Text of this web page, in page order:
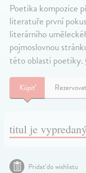
Poetika kompozice
literatuře první
literárního
pojmoslovnou
této oblasti poetiky.
Kúpiť
titul je vypredaný
Pridať do wishlistu